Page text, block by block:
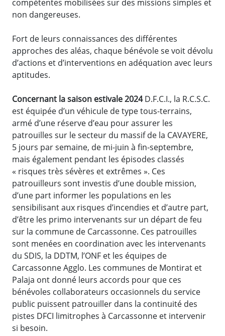
compétentes mobilisées sur des missions simples et
non dangereuses.
Fort de leurs connaissances des différentes
approches des aléas, chaque bénévole se voit dévolu
d’actions et d’interventions en adéquation avec leurs
aptitudes.
Concernant la saison estivale 2024D.F.C.I., la R.C.S.C.
est équipée d’un véhicule de type tous-terrains,
armé d’une réserve d’eau pour assurer les
patrouilles sur le secteur du massif de la CAVAYERE,
5 jours par semaine, de mi-juin à fin-septembre,
mais également pendant les épisodes classés
« risques très sévères et extrêmes ». Ces
patrouilleurs sont investis d’une double mission,
d’une part informer les populations en les
sensibilisant aux risques d’incendies et d’autre part,
d’être les primo intervenants sur un départ de feu
sur la commune de Carcassonne. Ces patrouilles
sont menées en coordination avec les intervenants
du SDIS, la DDTM, l’ONF et les équipes de
Carcassonne Agglo. Les communes de Montirat et
Palaja ont donné leurs accords pour que ces
bénévoles collaborateurs occasionnels du service
public puissent patrouiller dans la continuité des
pistes DFCI limitrophes à Carcassonne et intervenir
si besoin.